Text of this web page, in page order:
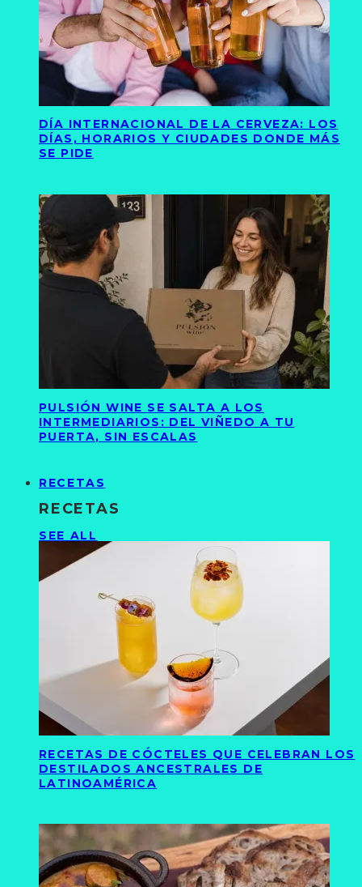
DÍA INTERNACIONAL DE LA CERVEZA: LOS
DÍAS, HORARIOS Y CIUDADES DONDE MÁS
SE PIDE
PULSIÓN WINE SE SALTA A LOS
INTERMEDIARIOS: DEL VIÑEDO A TU
PUERTA, SIN ESCALAS
RECETAS
RECETAS
SEE ALL
RECETAS DE CÓCTELES QUE CELEBRAN LOS
DESTILADOS ANCESTRALES DE
LATINOAMÉRICA